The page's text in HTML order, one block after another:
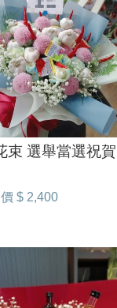
束 選舉當選祝賀
$ 2,400